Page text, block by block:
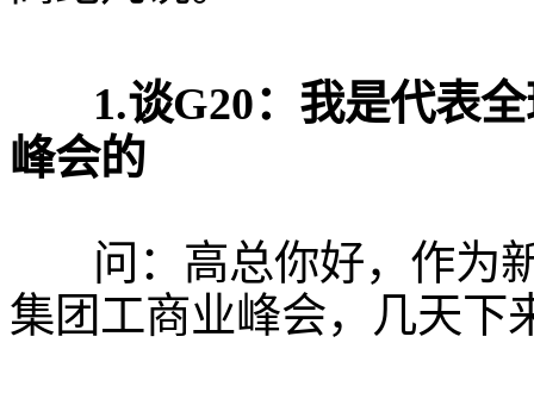
1.谈G20： 我是代表
峰会的
问：高总你好，作为新
集团工商业峰会，几天下